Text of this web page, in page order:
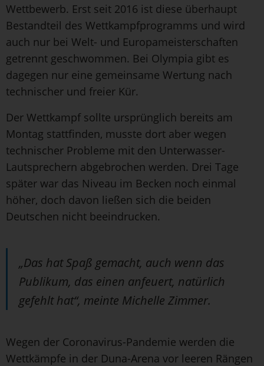
Wettbewerb. Erst seit 2016 ist diese überhaupt
Bestandteil des Wettkampfprogramms und wird
auch nur bei Welt- und Europameisterschaften
getrennt geschwommen. Bei Olympia gibt es
dagegen nur eine gemeinsame Wertung nach
technischer und freier Kür.
Der Wettkampf sollte ursprünglich bereits am
Montag stattfinden, musste dort aber wegen
technischer Probleme mit den Unterwasser-
Lautsprechern abgebrochen werden. Drei Tage
später war das Niveau im Becken noch einmal
höher, doch davon ließen sich die beiden
Deutschen nicht beeindrucken.
„Das hat Spaß gemacht, auch wenn das
Publikum, das einen anfeuert, natürlich
gefehlt hat“, meinte Michelle Zimmer.
Wegen der Coronavirus-Pandemie werden die
Wettkämpfe in der Duna-Arena vor leeren Rängen